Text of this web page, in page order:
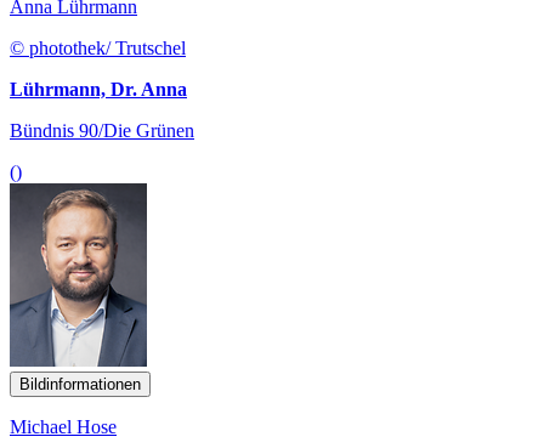
Anna Lührmann
© photothek/ Trutschel
Lührmann, Dr. Anna
Bündnis 90/Die Grünen
()
Bildinformationen
Michael Hose